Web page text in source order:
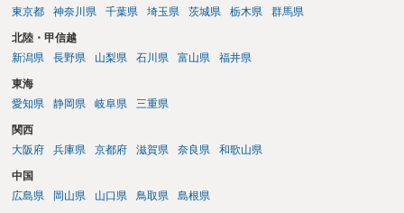
東京都
神奈川県 千葉県 埼玉県 茨城県 栃木県 群馬県
北陸・甲信越
新潟県
長野県 山梨県 石川県 富山県 福井県
東海
愛知県
静岡県 岐阜県 三重県
関西
大阪府
兵庫県 京都府 滋賀県 奈良県 和歌山県
中国
広島県
岡山県 山口県 鳥取県 島根県